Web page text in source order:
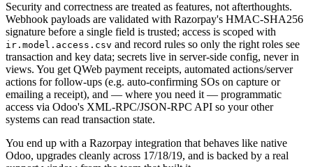
Security and correctness are treated as features, not afterthoughts.
Webhook payloads are validated with Razorpay's HMAC-SHA256
signature before a single field is trusted; access is scoped with
ir.model.access.csv and record rules so only the right roles see
transaction and key data; secrets live in server-side config, never in
views. You get QWeb payment receipts, automated actions/server
actions for follow-ups (e.g. auto-confirming SOs on capture or
emailing a receipt), and — where you need it — programmatic
access via Odoo's XML-RPC/JSON-RPC API so your other
systems can read transaction state.
You end up with a Razorpay integration that behaves like native
Odoo, upgrades cleanly across 17/18/19, and is backed by a real